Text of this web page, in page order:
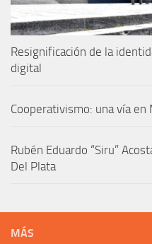
Resignificación de la
digital
Cooperativismo: una vía en
Rubén Eduardo “Siru”
Del Plata
MÁS